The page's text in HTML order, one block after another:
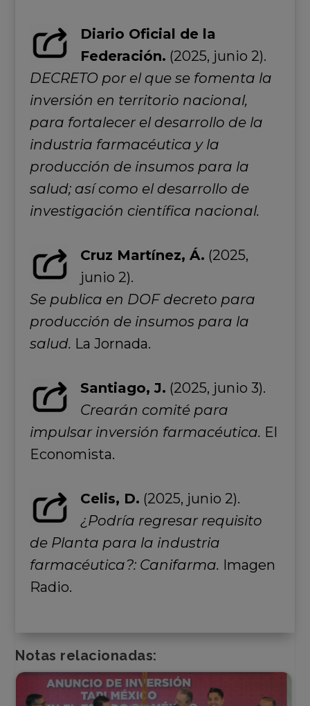
Diario Oficial de la
Federación. (2025, junio 2).
DECRETO por el que se fomenta la
inversión en territorio nacional,
para fortalecer el desarrollo de la
industria farmacéutica y la
producción de insumos para la
salud; así como el desarrollo de
investigación científica nacional.
Cruz Martínez, Á. (2025,
junio 2).
Se publica en DOF decreto para
producción de insumos para la
salud. La Jornada.
Santiago, J. (2025, junio 3).
Crearán comité para
impulsar inversión farmacéutica. El
Economista.
Celis, D. (2025, junio 2).
¿Podría regresar requisito
de Planta para la industria
farmacéutica?: Canifarma. Imagen
Radio.
Notas relacionadas: